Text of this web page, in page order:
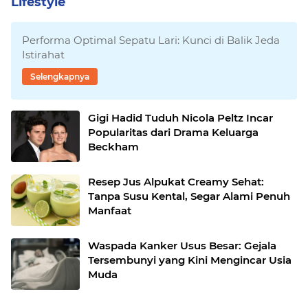
Performa Optimal Sepatu Lari: Kunci di Balik Jeda
Istirahat
Selengkapnya
Gigi Hadid Tuduh Nicola Peltz Incar
Popularitas dari Drama Keluarga
Beckham
Resep Jus Alpukat Creamy Sehat:
Tanpa Susu Kental, Segar Alami Penuh
Manfaat
Waspada Kanker Usus Besar: Gejala
Tersembunyi yang Kini Mengincar Usia
Muda